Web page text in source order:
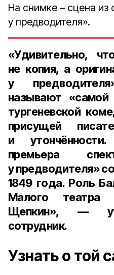
На снимке – сцена из
у предводителя».
«Удивительно,
не копия, а
у
называют
тургеневской
присущей
и
премьера
у предводителя»
1849 года. Роль
Малого театра
Щепкин», —
сотрудник.
Узнать о той